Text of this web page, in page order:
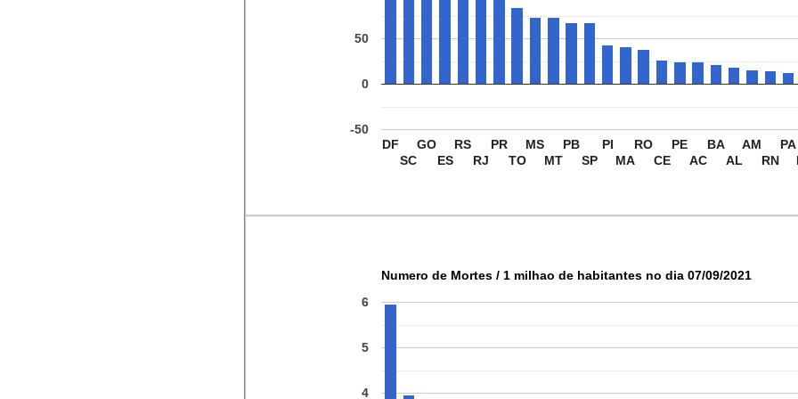
DF
SC
GO
ES
RS
RJ
PR
TO
MS
MT
PB
SP
PI
MA
RO
CE
PE
AC
BA
AL
AM
RN
PA
-50
0
50
Numero de Mortes / 1 milhao de habitantes no dia 07/09/2021
4
5
6